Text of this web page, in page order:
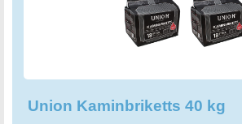
rheinischen Revier stammt. Gönnen
warmes Heim und setzen Sie mit den
auf Qualität made in Germany!
Union Kaminbriketts 40 kg